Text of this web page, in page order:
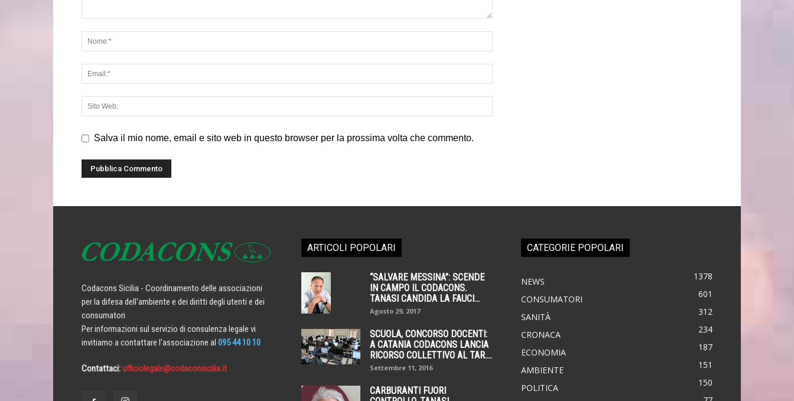
Salva il mio nome, email e sito web in questo browser per la prossima volta che commento.
Codacons Sicilia - Coordinamento delle associazioni
per la difesa dell'ambiente e dei diritti degli utenti e dei
consumatori
Per informazioni sul servizio di consulenza legale vi
invitiamo a contattare l'associazione al 095 44 10 10
Contattaci:ufficiolegale@codaconsicilia.it
ARTICOLI POPOLARI
“SALVARE MESSINA”: SCENDE
IN CAMPO IL CODACONS.
TANASI CANDIDA LA FAUCI...
Agosto 29, 2017
SCUOLA, CONCORSO DOCENTI:
A CATANIA CODACONS LANCIA
RICORSO COLLETTIVO AL TAR....
Settembre 11, 2016
CARBURANTI FUORI
CATEGORIE POPOLARI
NEWS 1378
CONSUMATORI 601
SANITÀ 312
CRONACA 234
ECONOMIA 187
AMBIENTE 151
POLITICA 150